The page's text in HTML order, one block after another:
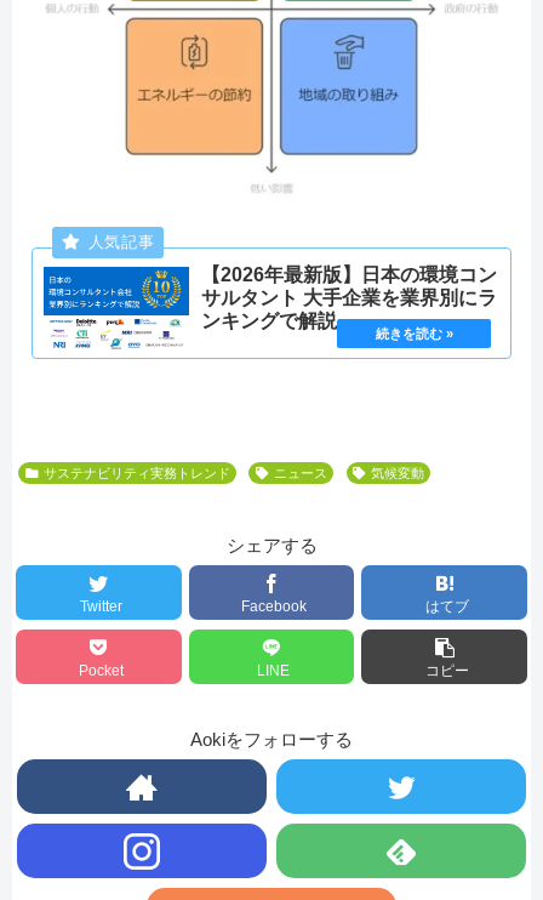
【2026年最新版】日本の環境コン
サルタント 大手企業を業界別にラ
ンキングで解説
サステナビリティ実務トレンド ニュース 気候変動
シェアする
Twitter Facebook はてブ
Pocket LINE コピー
Aokiをフォローする